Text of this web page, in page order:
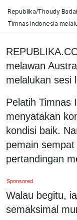
Republika/Thoudy Badai
Timnas Indonesia
melawan
melalukan sesi
Pelatih Timnas
menyatakan
kondisi baik.
pemain
pertandingan
Sponsored
Walau begitu,
semaksimal